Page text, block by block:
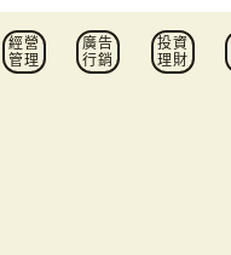
經營
管理
廣告
行銷
投資
理財